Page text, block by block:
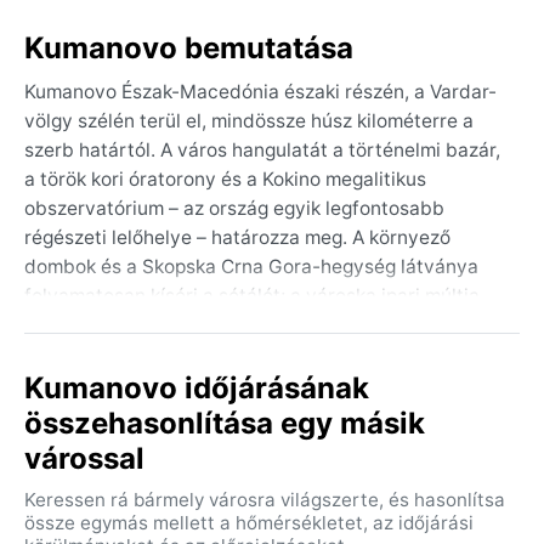
Kumanovo bemutatása
Kumanovo Észak-Macedónia északi részén, a Vardar-
völgy szélén terül el, mindössze húsz kilométerre a
szerb határtól. A város hangulatát a történelmi bazár,
a török kori óratorony és a Kokino megalitikus
obszervatórium – az ország egyik legfontosabb
régészeti lelőhelye – határozza meg. A környező
dombok és a Skopska Crna Gora-hegység látványa
folyamatosan kíséri a sétálót; a városka ipari múltja
modern élettel.
A város éghajlata a hideg félszáraz (BSk) kategóriába
tartozik. A nyarak forrók és szárazak: a nappali
kúszik, éjszaka viszont kellemesen hűvösre fordul. A
Kumanovo időjárásának
összehasonlítása egy másik
várossal
Keressen rá bármely városra világszerte, és hasonlítsa
össze egymás mellett a hőmérsékletet, az időjárási